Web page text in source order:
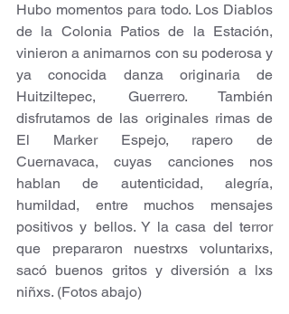
Hubo momentos para todo. Los Diablos
de la Colonia Patios de la Estación,
vinieron a animarnos con su poderosa y
ya conocida danza originaria de
Huitziltepec, Guerrero. También
disfrutamos de las originales rimas de
El Marker Espejo, rapero de
Cuernavaca, cuyas canciones nos
hablan de autenticidad, alegría,
humildad, entre muchos mensajes
positivos y bellos. Y la casa del terror
que prepararon nuestrxs voluntarixs,
sacó buenos gritos y diversión a lxs
niñxs. (Fotos abajo)